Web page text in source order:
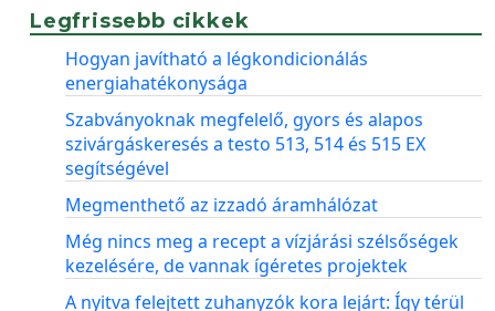
Legfrissebb cikkek
Hogyan javítható a légkondicionálás
energiahatékonysága
Szabványoknak megfelelő, gyors és alapos
szivárgáskeresés a testo 513, 514 és 515 EX
segítségével
Megmenthető az izzadó áramhálózat
Még nincs meg a recept a vízjárási szélsőségek
kezelésére, de vannak ígéretes projektek
A nyitva felejtett zuhanyzók kora lejárt: Így térül